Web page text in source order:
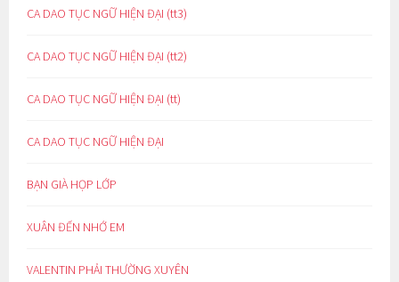
CA DAO TỤC NGỮ HIỆN ĐẠI (tt3)
CA DAO TỤC NGỮ HIỆN ĐẠI (tt2)
CA DAO TỤC NGỮ HIỆN ĐẠI (tt)
CA DAO TỤC NGỮ HIỆN ĐẠI
BẠN GIÀ HỌP LỚP
XUÂN ĐẾN NHỚ EM
VALENTIN PHẢI THƯỜNG XUYÊN